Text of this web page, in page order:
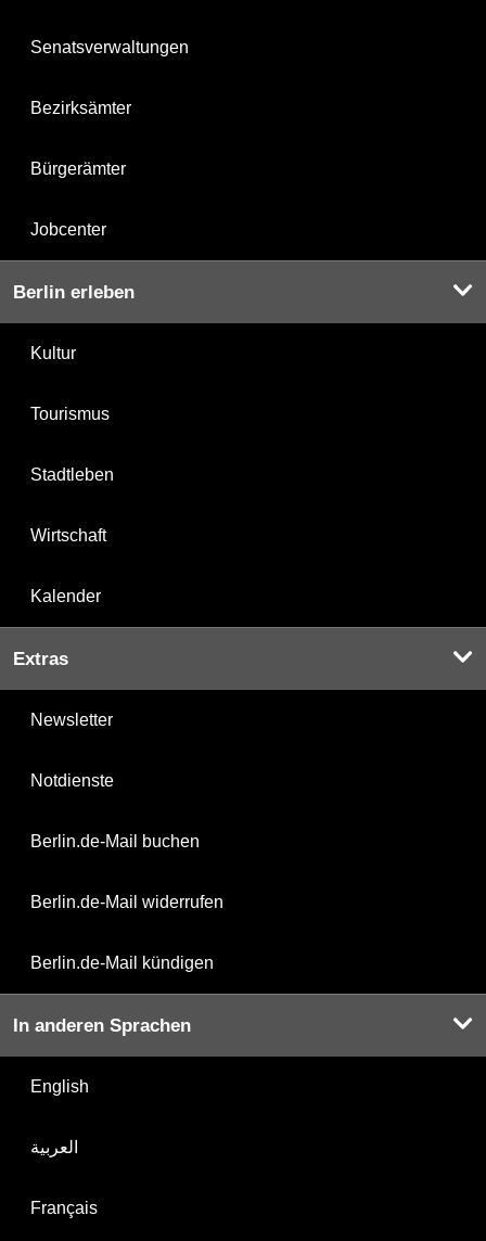
Senatsverwaltungen
Bezirksämter
Bürgerämter
Jobcenter
Berlin erleben
Kultur
Tourismus
Stadtleben
Wirtschaft
Kalender
Extras
Newsletter
Notdienste
Berlin.de-Mail buchen
Berlin.de-Mail widerrufen
Berlin.de-Mail kündigen
In anderen Sprachen
English
العربية
Français